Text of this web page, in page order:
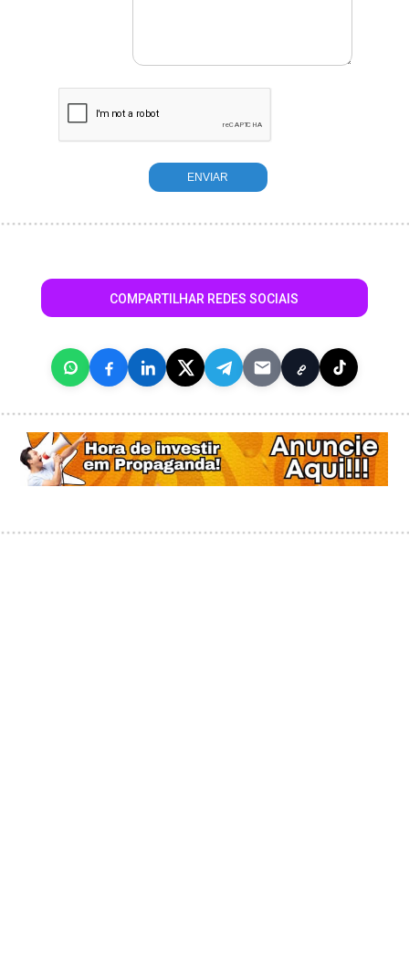
COMPARTILHAR REDES SOCIAIS